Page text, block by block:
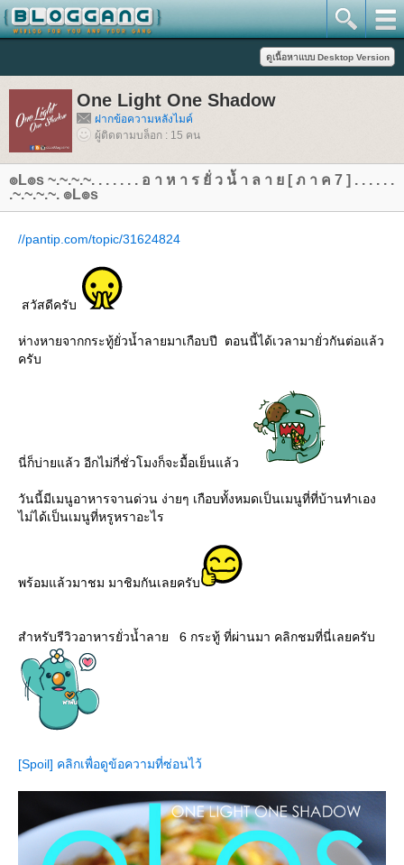
One Light One Shadow
ฝากข้อความหลังไมค์
ผู้ติดตามบล็อก : 15 คน
๏L๏s ~.~.~.~. . . . . . . อ า ห า ร ยั่ ว นํ้ า ล า ย [ ภ า ค 7 ] . . . . . .
.~.~.~.~. ๏L๏s
//pantip.com/topic/31624824
สวัสดีครับ
ห่างหายจากกระทู้ยั่วน้ำลายมาเกือบปี ตอนนี้ได้เวลามายั่วกันต่อแล้ว
ครับ
นี่ก็บ่ายแล้ว อีกไม่กี่ชั่วโมงก็จะมื้อเย็นแล้ว
วันนี้มีเมนูอาหารจานด่วน ง่ายๆ เกือบทั้งหมดเป็นเมนูที่ที่บ้านทำเอง
ไม่ได้เป็นเมนูที่หรูหราอะไร
พร้อมแล้วมาชม มาชิมกันเลยครับ
สำหรับรีวิวอาหารยั่วน้ำลาย 6 กระทู้ ที่ผ่านมา คลิกชมที่นี่เลยครับ
[Spoil] คลิกเพื่อดูข้อความที่ซ่อนไว้